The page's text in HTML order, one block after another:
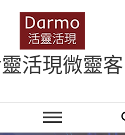
活現微靈客